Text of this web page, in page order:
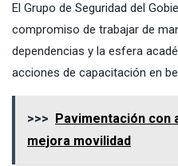
El Grupo de Seguridad del
compromiso de trabajar de
dependencias y la esfera
acciones de capacitación en
>>>
Pavimentación con
mejora movilidad